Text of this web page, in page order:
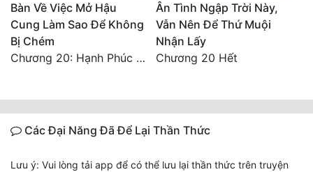
Bàn Về Việc Mở Hậu
Cung Làm Sao Để Không
Bị Chém
Chương 20: Hạnh Phúc Vĩnh Hằng (Hết)
Ân Tình Ngập Trời Này,
Vẫn Nên Để Thứ Muội
Nhận Lấy
Chương 20 Hết
Các Đại Năng Đã Để Lại Thần Thức
Lưu ý: Vui lòng tải app để có thể lưu lại thần thức trên truyện